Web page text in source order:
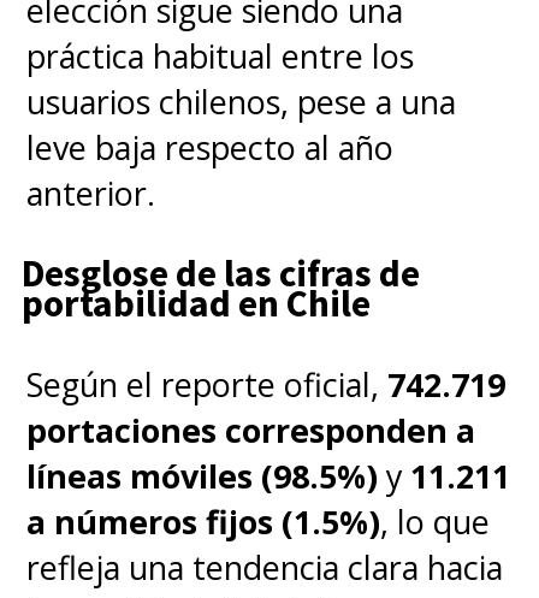
elección sigue siendo una
práctica habitual entre los
usuarios chilenos, pese a una
leve baja respecto al año
anterior.
Desglose de las cifras de
portabilidad en Chile
Según el reporte oficial, 742.719
portaciones corresponden a
líneas móviles (98.5%) y 11.211
a números fijos (1.5%), lo que
refleja una tendencia clara hacia